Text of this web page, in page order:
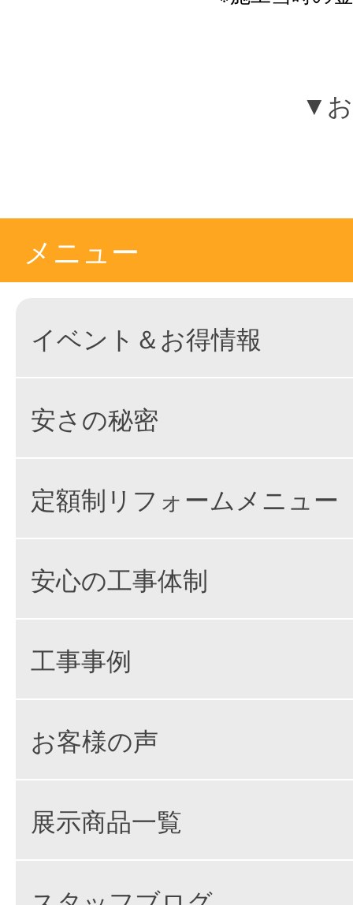
▼
メニュー
イベント＆お得情報
安さの秘密
定額制リフォームメニュー
安心の工事体制
工事事例
お客様の声
展示商品一覧